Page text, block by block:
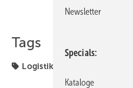
Teilen
Tags
Logistik
Newsletter
Specials
Kataloge